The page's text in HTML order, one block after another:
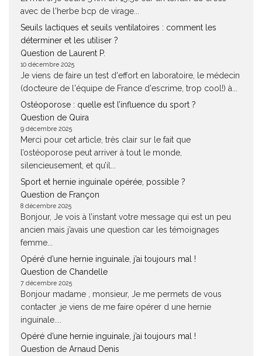
avec de l'herbe bcp de virage...
Seuils lactiques et seuils ventilatoires : comment les
déterminer et les utiliser ?
Question de Laurent P.
10 décembre 2025
Je viens de faire un test d'effort en laboratoire, le médecin
(docteure de l'équipe de France d'escrime, trop cool!) à...
Ostéoporose : quelle est l’influence du sport ?
Question de Quira
9 décembre 2025
Merci pour cet article, très clair sur le fait que
l’ostéoporose peut arriver à tout le monde,
silencieusement, et qu’il...
Sport et hernie inguinale opérée, possible ?
Question de Françon
8 décembre 2025
Bonjour, Je vois à l’instant votre message qui est un peu
ancien mais j’avais une question car les témoignages
femme...
Opéré d’une hernie inguinale, j’ai toujours mal !
Question de Chandelle
7 décembre 2025
Bonjour madame , monsieur, Je me permets de vous
contacter ,je viens de me faire opérer d une hernie
inguinale....
Opéré d’une hernie inguinale, j’ai toujours mal !
Question de Arnaud Denis